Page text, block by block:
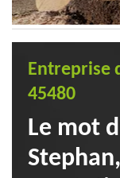
Entreprise
45480
Le mot